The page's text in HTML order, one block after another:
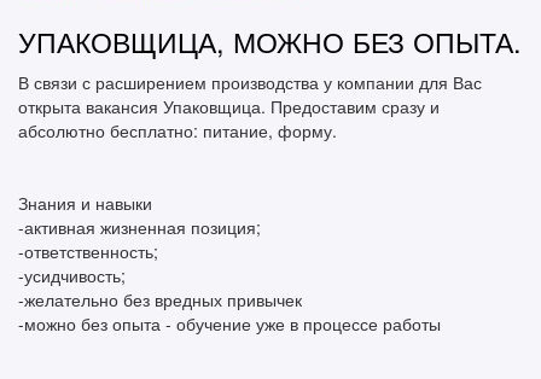
УПАКОВЩИЦА, МОЖНО БЕЗ ОПЫТА.
В связи с расширением производства у компании для Вас
открыта вакансия Упаковщица. Предоставим сразу и
абсолютно бесплатно: питание, форму.
Знания и навыки
-активная жизненная позиция;
-ответственность;
-усидчивость;
-желательно без вредных привычек
-можно без опыта - обучение уже в процессе работы